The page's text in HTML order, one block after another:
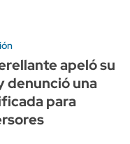
apeló su
denunció una
para